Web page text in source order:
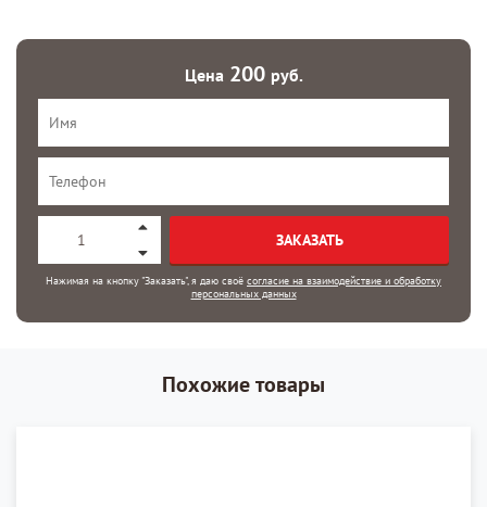
Цена200 руб.
ЗАКАЗАТЬ
Нажимая на кнопку "Заказать", я даю своё согласие на взаимодействие и обработку
персональных данных
Похожие товары